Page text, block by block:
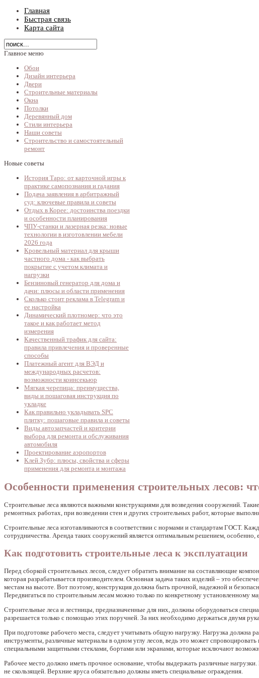
Главная
Быстрая связь
Карта сайта
Главное меню
Обои
Дизайн интерьера
Двери
Строительные материалы
Окна
Потолки
Деревянный дом
Стили интерьера
Наши советы
Строительство и самостоятельный
ремонт
Новые советы
История Таро: от карточной игры к
практике самопознания и гадания
Подача заявления в арбитражный
суд: ключевые правила и советы
Отдых в Корее: достоинства поездки
и особенности планирования
ЧПУ-станки и лазерная резка: новые
технологии в изготовлении мебели
2026 года
Кровельный материал для крыши
частного дома - как выбрать
покрытие с учетом климата и
нагрузки
Бензиновый генератор для дома и
дачи: плюсы и области применения
Сколько стоит реклама в Telegram и
ее настройка
Динамический плотномер: что это
такое и как работает метод
измерения
Качественный трафик для сайта:
правила привлечения и проверенные
способы
Платежный агент для ВЭД и
международных расчетов:
возможности коинсекьюр
Мягкая черепица: преимущества,
виды и пошаговая инструкция по
укладке
Как правильно укладывать SPC
плитку: пошаговые правила и советы
Виды автозапчастей и критерии
выбора для ремонта и обслуживания
автомобиля
Проектирование аэропортов
Клей Зубр: плюсы, свойства и сферы
применения для ремонта и монтажа
Особенности применения строительных лесов:
Строительные леса являются важными конструкциями для возведения сооружений.
ремонтных работах, при возведении стен и других строительных работ, которые
Строительные леса изготавливаются в соответствии с нормами и стандартам ГОСТ.
сотрудничества. Аренда таких сооружений является оптимальным решением,
Как подготовить строительные леса к эксплуатации
Перед сборкой строительных лесов, следует обратить внимание на составляющие
которая разрабатывается производителем. Основная задача таких изделий – это
местам на высоте. Вот поэтому, конструкция должна быть прочной, надежной и
Передвигаться по строительным лесам можно только по конкретному установленному
Строительные леса и лестницы, предназначенные для них, должны оборудоваться
разрешается только с помощью этих поручней. За них необходимо держаться двумя
При подготовке рабочего места, следует учитывать общую нагрузку. Нагрузка должна
инструменты, различные материалы в одном углу лесов, ведь это может
специальными защитными стеклами, бортами или экранами, которые исключают
Рабочее место должно иметь прочное основание, чтобы выдержать различные
не скользящей. Верхние яруса обязательно должны иметь специальные ограждения.